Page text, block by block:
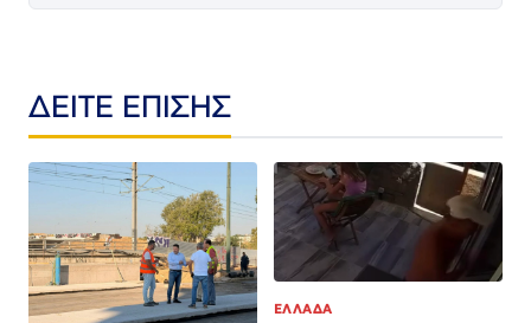
ΔΕΙΤΕ ΕΠΙΣΗΣ
ΕΛΛΑΔΑ